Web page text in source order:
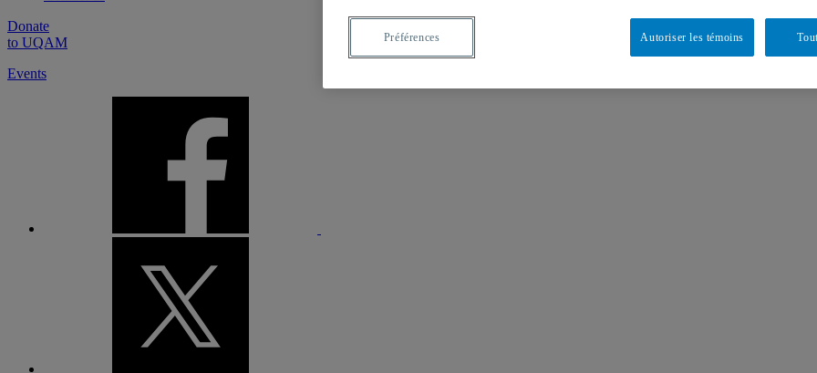
Donate
to UQAM
Events
Autoriser les témoins
Préférences